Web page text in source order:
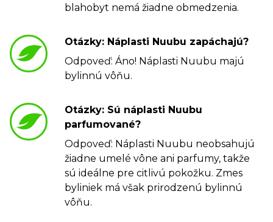
blahobyt nemá žiadne obmedzenia.
Otázky: Náplasti Nuubu zapáchajú?
Odpoveď: Áno! Náplasti Nuubu majú
bylinnú vôňu.
Otázky: Sú náplasti Nuubu
parfumované?
Odpoveď: Náplasti Nuubu neobsahujú
žiadne umelé vône ani parfumy, takže
sú ideálne pre citlivú pokožku. Zmes
byliniek má však prirodzenú bylinnú
vôňu.